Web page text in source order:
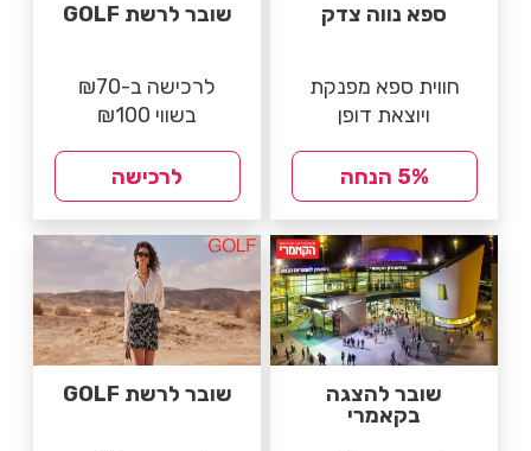
ספא נווה צדק
חווית ספא מפנקת
ויוצאת דופן
5% הנחה
שובר לרשת GOLF
לרכישה ב-₪70
בשווי ₪100
לרכישה
שובר להצגה
בקאמרי
שובר לרשת GOLF